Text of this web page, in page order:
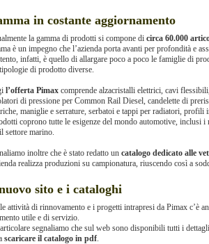
in costante aggiornamento
la gamma di prodotti si compone di circa 60.000
è un impegno che l’azienda porta avanti per profondità e
infatti, è quello di allargare poco a poco le famiglie di
di prodotto diverse.
l’offerta Pimax comprende alzacristalli elettrici, cavi
di pressione per Common Rail Diesel, candelette di
maniglie e serrature, serbatoi e tappi per radiatori,
coprono tutte le esigenze del mondo automotive, inclusi
settore marino.
inoltre che è stato redatto un catalogo dedicato alle
realizza produzioni su campionatura, riuscendo così a
sito e i cataloghi
attività di rinnovamento e i progetti intrapresi da Pimax c’è
utile e di servizio.
segnaliamo che sul web sono disponibili tutti i
scaricare il catalogo in pdf.